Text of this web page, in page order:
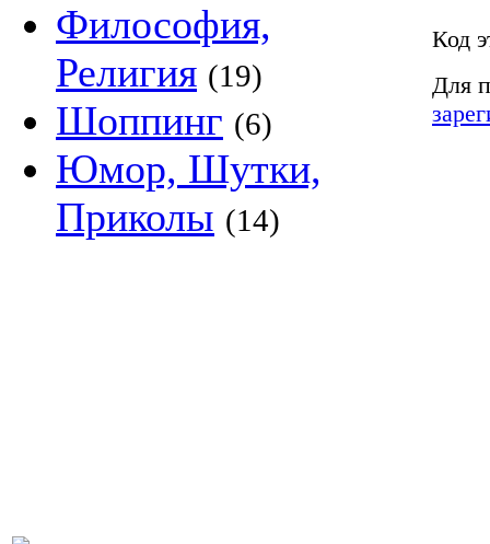
Философия,
Религия (19)
Шоппинг (6)
Юмор, Шутки,
Приколы (14)
Код
Для